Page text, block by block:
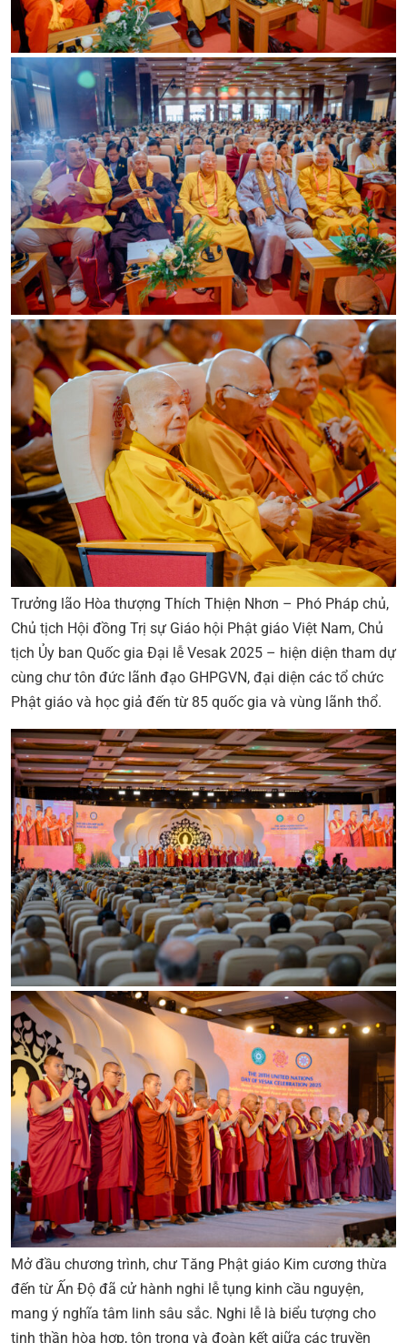
Trưởng lão Hòa thượng Thích Thiện Nhơn – Phó Pháp chủ,
Chủ tịch Hội đồng Trị sự Giáo hội Phật giáo Việt Nam, Chủ
tịch Ủy ban Quốc gia Đại lễ Vesak 2025 – hiện diện tham dự
cùng chư tôn đức lãnh đạo GHPGVN, đại diện các tổ chức
Phật giáo và học giả đến từ 85 quốc gia và vùng lãnh thổ.
Mở đầu chương trình, chư Tăng Phật giáo Kim cương thừa
đến từ Ấn Độ đã cử hành nghi lễ tụng kinh cầu nguyện,
mang ý nghĩa tâm linh sâu sắc. Nghi lễ là biểu tượng cho
tinh thần hòa hợp, tôn trọng và đoàn kết giữa các truyền